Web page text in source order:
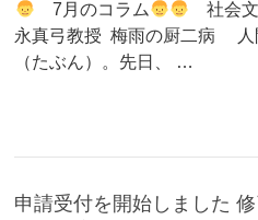
7月のコラム
社会文
永真弓教授 梅雨の厨二病 人
（たぶん）。先日、 …
申請受付を開始しました